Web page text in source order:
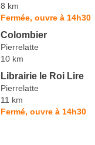
8 km
Fermée, ouvre à 14h30
Colombier
Pierrelatte
10 km
Librairie le Roi Lire
Pierrelatte
11 km
Fermé, ouvre à 14h30